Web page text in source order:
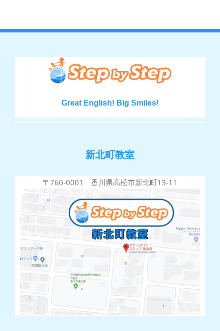
Great English! Big Smiles!
新北町教室
〒760-0001 香川県高松市新北町13-11